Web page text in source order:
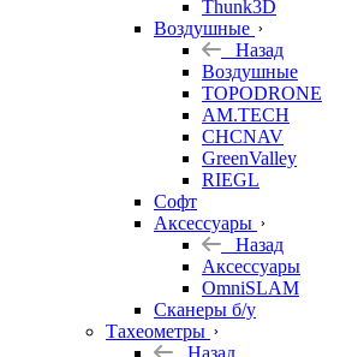
Thunk3D
Воздушные
Назад
Воздушные
TOPODRONE
AM.TECH
CHCNAV
GreenValley
RIEGL
Софт
Аксессуары
Назад
Аксессуары
OmniSLAM
Сканеры б/у
Тахеометры
Назад